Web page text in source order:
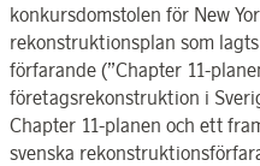
konkursdomstolen för New
rekonstruktions­plan som
förfarande (”Chapter 11-
företagsrekonstruktion i
Chapter 11-planen och ett
svenska